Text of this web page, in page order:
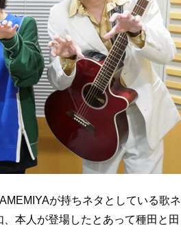
が持ちネタとしている歌ネ
本人が登場したとあって種田と田